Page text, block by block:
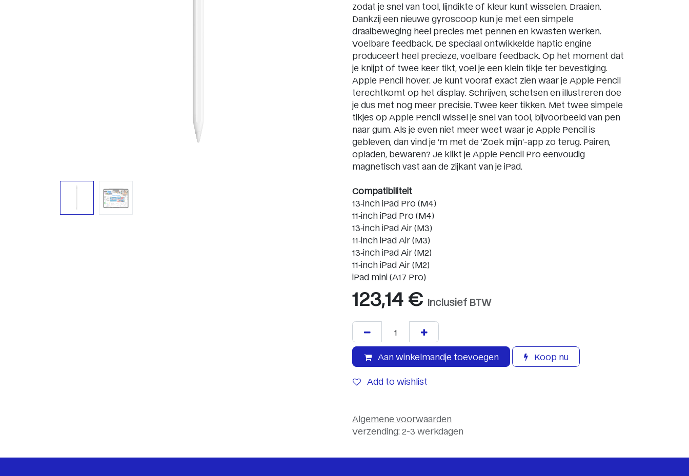
zodat je snel van tool, lijndikte of kleur kunt wisselen. Draaien.
Dankzij een nieuwe gyroscoop kun je met een simpele
draaibeweging heel precies met pennen en kwasten werken.
Voelbare feedback. De speciaal ontwikkelde haptic engine
produceert heel precieze, voelbare feedback. Op het moment dat
je knijpt of twee keer tikt, voel je een klein tikje ter bevestiging.
Apple Pencil hover. Je kunt vooraf exact zien waar je Apple Pencil
terechtkomt op het display. Schrijven, schetsen en illustreren doe
je dus met nog meer precisie. Twee keer tikken. Met twee simpele
tikjes op Apple Pencil wissel je snel van tool, bijvoorbeeld van pen
naar gum. Als je even niet meer weet waar je Apple Pencil is
gebleven, dan vind je ’m met de ‘Zoek mijn’-app zo terug. Pairen,
opladen, bewaren? Je klikt je Apple Pencil Pro eenvoudig
magnetisch vast aan de zijkant van je iPad.
Compatibiliteit
13‑inch iPad Pro (M4)
11‑inch iPad Pro (M4)
13‑inch iPad Air (M3)
11‑inch iPad Air (M3)
13‑inch iPad Air (M2)
11‑inch iPad Air (M2)
iPad mini (A17 Pro)
123,14 € Inclusief BTW
Aan winkelmandje toevoegen Koop nu
Add to wishlist
Algemene voorwaarden
Verzending: 2-3 werkdagen